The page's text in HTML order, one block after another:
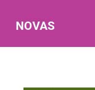
NOVAS